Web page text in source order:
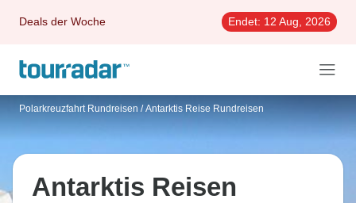
Deals der Woche Endet: 12 Aug, 2026
Polarkreuzfahrt Rundreisen / Antarktis Reise Rundreisen
Antarktis Reisen